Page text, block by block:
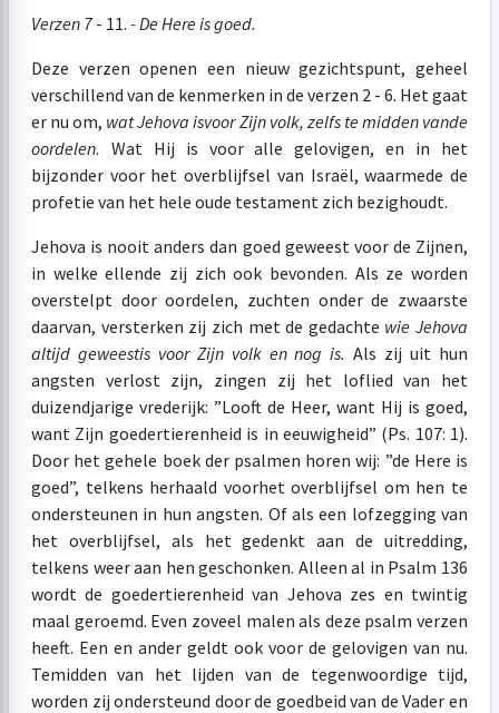
Verzen 7- 11. - De Here is goed.
Deze verzen openen een nieuw gezichtspunt, geheel
verschillend van de kenmerken in de verzen 2 - 6. Het gaat
er nu om, wat Jehova isvoor Zijn volk, zelfs te midden vande
oordelen. Wat Hij is voor alle gelovigen, en in het
bijzonder voor het overblijfsel van Israël, waarmede de
profetie van het hele oude testament zich bezighoudt.
Jehova is nooit anders dan goed geweest voor de Zijnen,
in welke ellende zij zich ook bevonden. Als ze worden
overstelpt door oordelen, zuchten onder de zwaarste
daarvan, versterken zij zich met de gedachte wie Jehova
altijd geweestis voor Zijn volk en nog is.Als zij uit hun
angsten verlost zijn, zingen zij het loflied van het
duizendjarige vrederijk: ”Looft de Heer, want Hij is goed,
want Zijn goedertierenheid is in eeuwigheid” (Ps. 107: 1).
Door het gehele boek der psalmen horen wij: ”de Here is
goed”, telkens herhaald voorhet overblijfsel om hen te
ondersteunen in hun angsten. Of als een lofzegging van
het overblijfsel, als het gedenkt aan de uitredding,
telkens weer aan hen geschonken. Alleen al in Psalm 136
wordt de goedertierenheid van Jehova zes en twintig
maal geroemd. Even zoveel malen als deze psalm verzen
heeft. Een en ander geldt ook voor de gelovigen van nu.
Temidden van het lijden van de tegenwoordige tijd,
worden zij ondersteund door de goedbeid van de Vader en